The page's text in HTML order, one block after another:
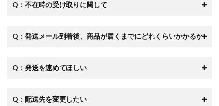
Q：不在時の受け取りに関して
Q：発送メール到着後、商品が届くまでにどれくらいかかるか
Q：発送を速めてほしい
Q：配送先を変更したい